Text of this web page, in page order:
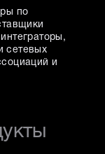
по
сетевых
и